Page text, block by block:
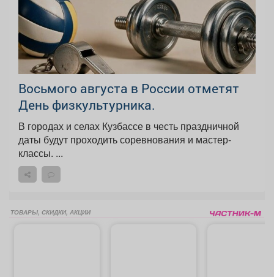
Восьмого августа в России отметят
День физкультурника.
В городах и селах Кузбассе в честь праздничной
даты будут проходить соревнования и мастер-
классы. ...
ТОВАРЫ, СКИДКИ, АКЦИИ